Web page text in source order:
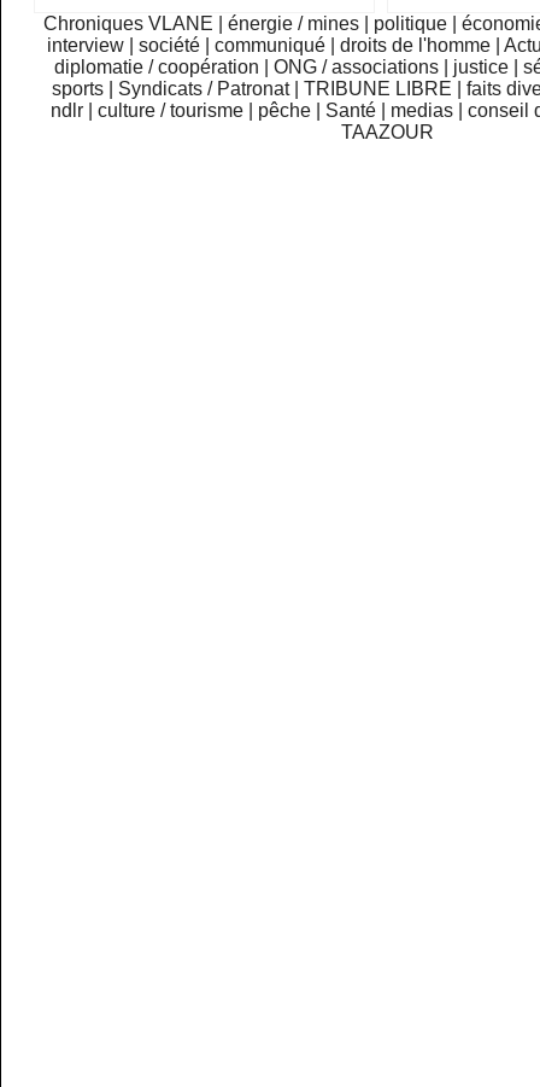
Chroniques VLANE énergie / mines politique
interview
|société |communiqué |droits de l'homme |
diplomatie / coopération
ONG / associations justice
sports
Syndicats / Patronat TRIBUNE LIBRE
faits
ndlr
|culture / tourisme pêche Santé medias |conseil
TAAZOUR